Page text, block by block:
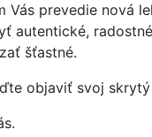
Vás prevedie nová
autentické,
šťastné.
objaviť svoj